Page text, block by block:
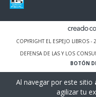
Al navegar por este sitio
agilizar tu
COPYRIGHT EL ESPEJO LIBROS
DEFENSA DE LAS Y LOS
BOTÓN